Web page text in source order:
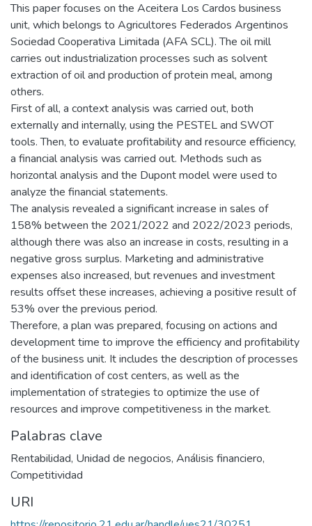
This paper focuses on the Aceitera Los Cardos business
unit, which belongs to Agricultores Federados Argentinos
Sociedad Cooperativa Limitada (AFA SCL). The oil mill
carries out industrialization processes such as solvent
extraction of oil and production of protein meal, among
others.
First of all, a context analysis was carried out, both
externally and internally, using the PESTEL and SWOT
tools. Then, to evaluate profitability and resource efficiency,
a financial analysis was carried out. Methods such as
horizontal analysis and the Dupont model were used to
analyze the financial statements.
The analysis revealed a significant increase in sales of
158% between the 2021/2022 and 2022/2023 periods,
although there was also an increase in costs, resulting in a
negative gross surplus. Marketing and administrative
expenses also increased, but revenues and investment
results offset these increases, achieving a positive result of
53% over the previous period.
Therefore, a plan was prepared, focusing on actions and
development time to improve the efficiency and profitability
of the business unit. It includes the description of processes
and identification of cost centers, as well as the
implementation of strategies to optimize the use of
resources and improve competitiveness in the market.
Palabras clave
Rentabilidad, Unidad de negocios, Análisis financiero,
Competitividad
URI